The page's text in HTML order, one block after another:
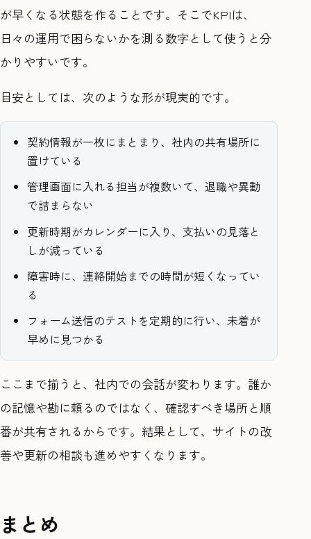
が早くなる状態を作ることです。そこでKPIは、
日々の運用で困らないかを測る数字として使うと分
かりやすいです。
目安としては、次のような形が現実的です。
契約情報が一枚にまとまり、社内の共有場所に
置けている
管理画面に入れる担当が複数いて、退職や異動
で詰まらない
更新時期がカレンダーに入り、支払いの見落と
しが減っている
障害時に、連絡開始までの時間が短くなってい
る
フォーム送信のテストを定期的に行い、未着が
早めに見つかる
ここまで揃うと、社内での会話が変わります。誰か
の記憶や勘に頼るのではなく、確認すべき場所と順
番が共有されるからです。結果として、サイトの改
善や更新の相談も進めやすくなります。
まとめ